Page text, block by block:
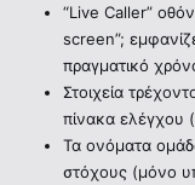
“Live Caller”
screen”;
πραγματικό
Στοιχεία
πίνακα ελέγχου
Τα ονόματα
στόχους (μόνο